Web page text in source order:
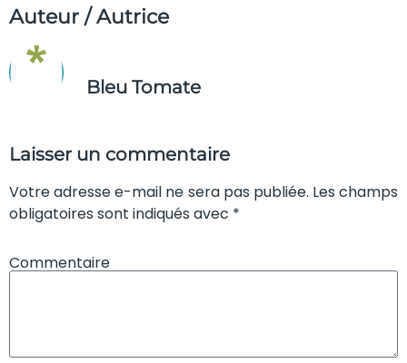
Auteur / Autrice
Bleu Tomate
Laisser un commentaire
Votre adresse e-mail ne sera pas publiée. Les champs
obligatoires sont indiqués avec *
Commentaire